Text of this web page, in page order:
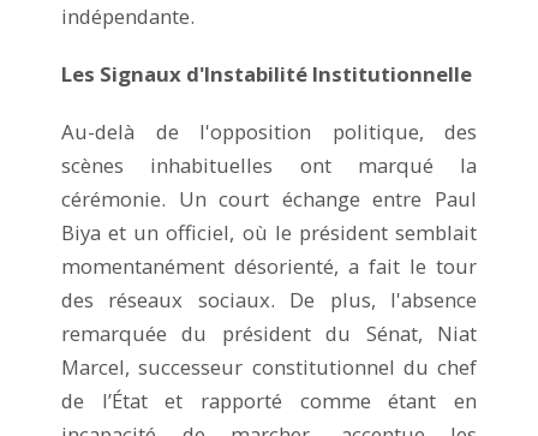
indépendante.
Les Signaux d'Instabilité Institutionnelle
Au-delà de l'opposition politique, des
scènes inhabituelles ont marqué la
cérémonie. Un court échange entre Paul
Biya et un officiel, où le président semblait
momentanément désorienté, a fait le tour
des réseaux sociaux. De plus, l'absence
remarquée du président du Sénat, Niat
Marcel, successeur constitutionnel du chef
de l’État et rapporté comme étant en